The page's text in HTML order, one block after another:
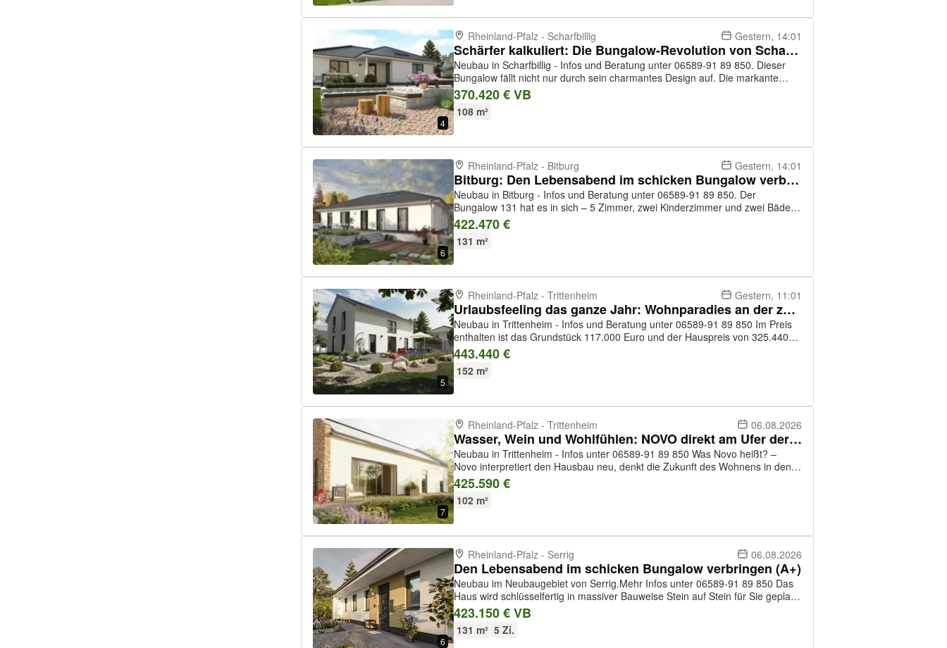
4
Rheinland-Pfalz - Scharfbillig Gestern, 14:01
Schärfer kalkuliert: Die Bungalow-Revolution von Scharfbillig
Neubau in Scharfbillig - Infos und Beratung unter 06589-91 89 850. Dieser
Bungalow fällt nicht nur durch sein charmantes Design auf. Die markante
Winkelform ermöglicht auch einen variablen Grundriss. Die besondere
Raumanordnung des Winkelbungalow...
370.420 € VB
108 m²
6
Rheinland-Pfalz - Bitburg Gestern, 14:01
Bitburg: Den Lebensabend im schicken Bungalow verbringen (A+)
Neubau in Bitburg - Infos und Beratung unter 06589-91 89 850. Der
Bungalow 131 hat es in sich – 5 Zimmer, zwei Kinderzimmer und zwei Bäder
– viel Wohnfläche und clever nutzbarer Stauraum für die ganze Familie. Die
kluge Raumaufteilung bietet eine...
422.470 €
131 m²
5
Rheinland-Pfalz - Trittenheim Gestern, 11:01
Urlaubsfeeling das ganze Jahr: Wohnparadies an der zauberhaften Mosel
Neubau in Trittenheim - Infos und Beratung unter 06589-91 89 850 Im Preis
enthalten ist das Grundstück 117.000 Euro und der Hauspreis von 325.440
Euro. Wir bauen Ihr Haus als Generalunternehmer und betreuen das Bauvor-
haben von der Planung über ...
443.440 €
152 m²
7
Rheinland-Pfalz - Trittenheim 06.08.2026
Wasser, Wein und Wohlfühlen: NOVO direkt am Ufer der Mosel
Neubau in Trittenheim - Infos unter 06589-91 89 850 Was Novo heißt? –
Novo interpretiert den Hausbau neu, denkt die Zukunft des Wohnens in den
eigenen vier Wänden und gestaltet das Leben. Aus Leidenschaft heraus
planen wir für Sie entlang des All...
425.590 €
102 m²
6
Rheinland-Pfalz - Serrig 06.08.2026
Den Lebensabend im schicken Bungalow verbringen (A+)
Neubau im Neubaugebiet von Serrig.Mehr Infos unter 06589-91 89 850 Das
Haus wird schlüsselfertig in massiver Bauweise Stein auf Stein für Sie geplant
und gebaut. Es werden nur beste Markenprodukte verwendet. Der
ausgewiesene Preis beinhaltet den ...
423.150 € VB
131 m² 5 Zi.